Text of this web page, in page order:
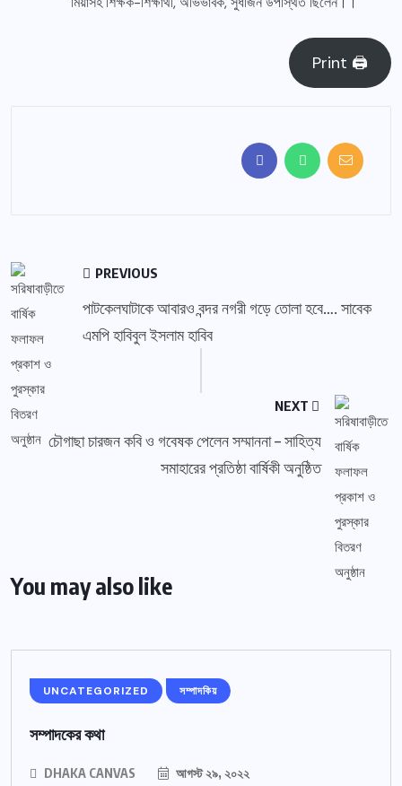
Print 🖨
PREVIOUS
পাটকেলঘাটাকে আবারও বন্দর নগরী গড়ে তোলা হবে…. সাবেক
এমপি হাবিবুল ইসলাম হাবিব
NEXT
চৌগাছা চারজন কবি ও গবেষক পেলেন সম্মাননা – সাহিত্য
সমাহারের প্রতিষ্ঠা বার্ষিকী অনুষ্ঠিত
You may also like
UNCATEGORIZED সম্পাদকিয়
সম্পাদকের কথা
DHAKA CANVAS আগস্ট ২৯, ২০২২